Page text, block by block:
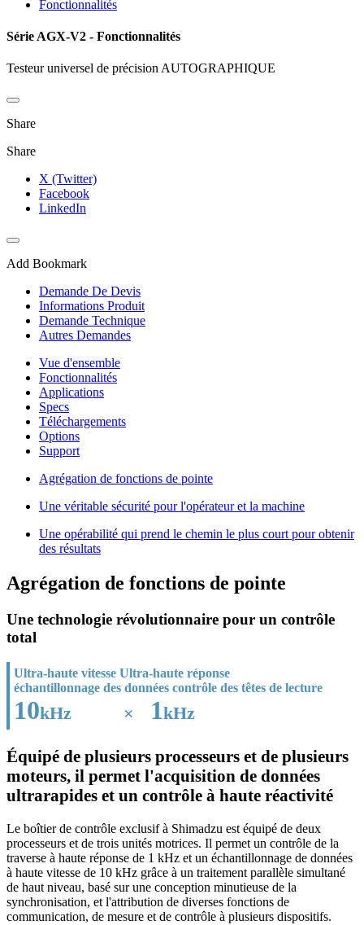
Fonctionnalités
Série AGX-V2 - Fonctionnalités
Testeur universel de précision AUTOGRAPHIQUE
Share
Share
X (Twitter)
Facebook
LinkedIn
Add Bookmark
Demande De Devis
Informations Produit
Demande Technique
Autres Demandes
Vue d'ensemble
Fonctionnalités
Applications
Specs
Téléchargements
Options
Support
Agrégation de fonctions de pointe
Une véritable sécurité pour l'opérateur et la machine
Une opérabilité qui prend le chemin le plus court pour obtenir
des résultats
Agrégation de fonctions de pointe
Une technologie révolutionnaire pour un contrôle
total
Ultra-haute vitesse Ultra-haute réponse
échantillonnage des données contrôle des têtes de lecture
10kHz × 1kHz
Équipé de plusieurs processeurs et de plusieurs
moteurs, il permet l'acquisition de données
ultrarapides et un contrôle à haute réactivité
Le boîtier de contrôle exclusif à Shimadzu est équipé de deux
processeurs et de trois unités motrices. Il permet un contrôle de la
traverse à haute réponse de 1 kHz et un échantillonnage de données
à haute vitesse de 10 kHz grâce à un traitement parallèle simultané
de haut niveau, basé sur une conception minutieuse de la
synchronisation, et l'attribution de diverses fonctions de
communication, de mesure et de contrôle à plusieurs dispositifs.